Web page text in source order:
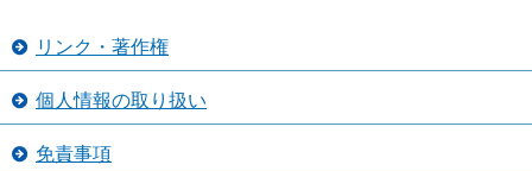
リンク・著作権
個人情報の取り扱い
免責事項